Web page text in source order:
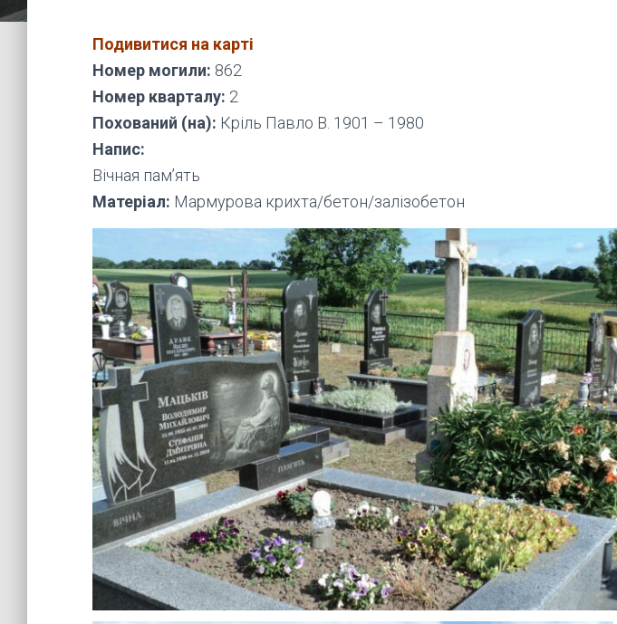
Подивитися на карті
Номер могили: 862
Номер кварталу: 2
Похований (на): Кріль Павло В. 1901 – 1980
Напис:
Вічная пам’ять
Матеріал: Мармурова крихта/бетон/залізобетон